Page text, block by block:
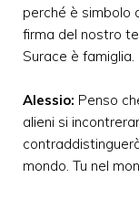
perché è simbolo
firma del nostro
Surace è famiglia.
Alessio: Penso
alieni si
mondo. Tu nel